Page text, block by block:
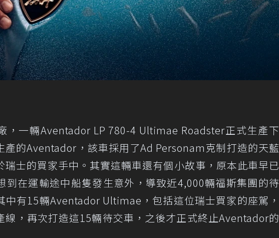
，一輛Aventador LP 780-4 Ultimae Roadster正式生產下
產的Aventador，該車採用了Ad Personam克制打造的天藍
士的買家手中。其實這輛車還有個小故事，原本此車早已
到在運輸途中船隻發生意外，導致近4,000輛福斯集團的待
中有15輛Aventador Ultimae，包括這位瑞士買家的座駕，
線，再次打造這15輛待交車，之後才正式終止Aventador的